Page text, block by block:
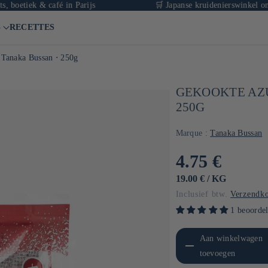
& café in Parijs 🛒 Japanse kruidenierswinkel online
RECETTES
Bussan ⋅ 250g
GEKOOKTE
250G
Marque : Tanaka Bussan
Normale
prijs
4.75 €
EENHEIDSPRIJS
19.00 € / PER
KG
Inclusief btw.
1
Aantal verlagen voor Default
Aan winkelwagen
toevoegen